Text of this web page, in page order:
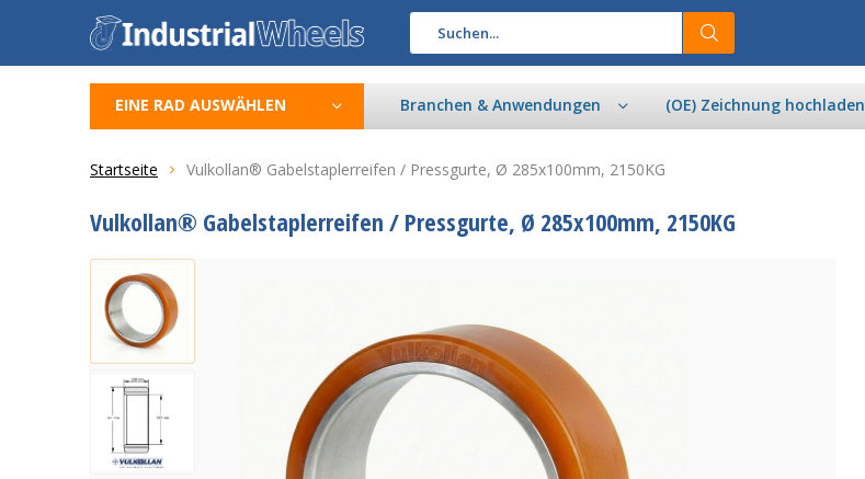
EINE RAD AUSWÄHLEN Branchen & Anwendungen (OE) Zeichnung hochladen
Startseite Vulkollan® Gabelstaplerreifen / Pressgurte, Ø 285x100mm, 2150KG
Vulkollan® Gabelstaplerreifen / Pressgurte, Ø 285x100mm, 2150KG